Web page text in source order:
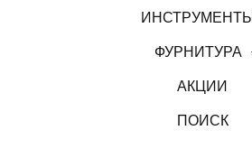
ИНСТРУМЕНТЫ
ФУРНИТУРА
АКЦИИ
ПОИСК